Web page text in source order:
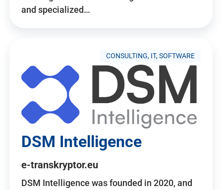
and specialized…
CONSULTING, IT, SOFTWARE
DSM Intelligence
e-transkryptor.eu
DSM Intelligence was founded in 2020, and